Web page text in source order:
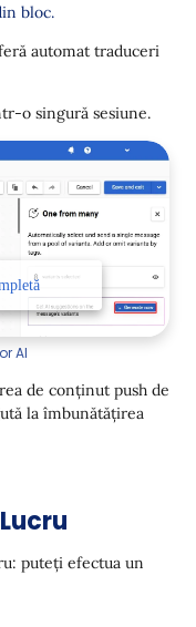
bloc.
automat traduceri
o singură sesiune.
AI
de conținut push de
la îmbunătățirea
puteți efectua un